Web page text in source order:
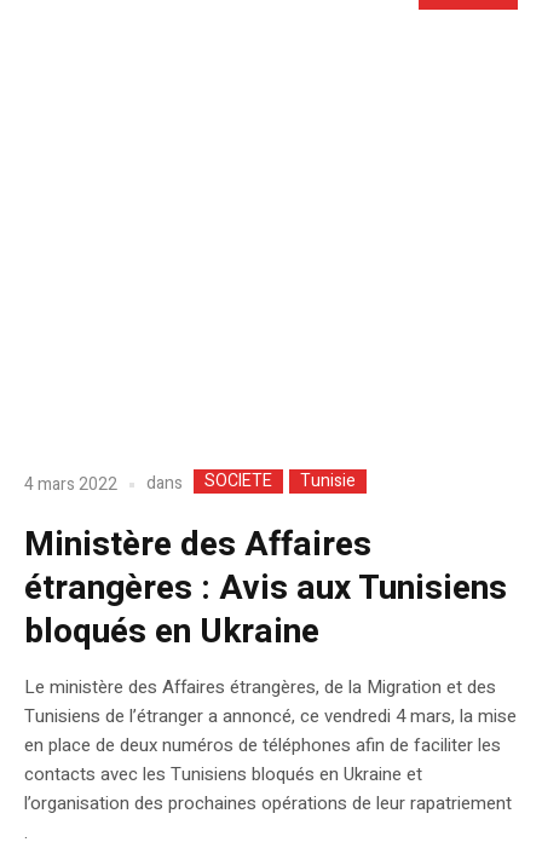
4 mars 2022 dans SOCIETE Tunisie
Ministère des Affaires
étrangères : Avis aux Tunisiens
bloqués en Ukraine
Le ministère des Affaires étrangères, de la Migration et des
Tunisiens de l’étranger a annoncé, ce vendredi 4 mars, la mise
en place de deux numéros de téléphones afin de faciliter les
contacts avec les Tunisiens bloqués en Ukraine et
l’organisation des prochaines opérations de leur rapatriement
.